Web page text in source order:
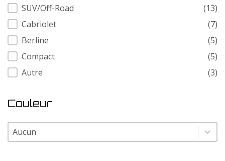
SUV/Off-Road
(13)
Cabriolet
(7)
Berline
(5)
Compact
(5)
Autre
(3)
Couleur
Couleur
Couleur